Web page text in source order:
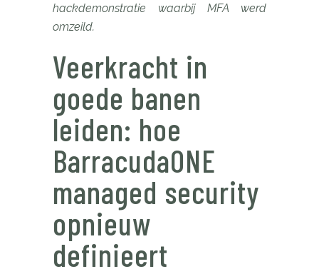
hackdemonstratie waarbij MFA werd
omzeild.
Veerkracht in
goede banen
leiden: hoe
BarracudaONE
managed security
opnieuw
definieert